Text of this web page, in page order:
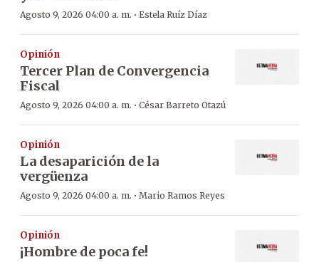
Agosto 9, 2026 04:00 a. m. · Estela Ruíz Díaz
Opinión
Tercer Plan de Convergencia
Fiscal
Agosto 9, 2026 04:00 a. m. · César Barreto Otazú
Opinión
La desaparición de la
vergüenza
Agosto 9, 2026 04:00 a. m. · Mario Ramos Reyes
Opinión
¡Hombre de poca fe!